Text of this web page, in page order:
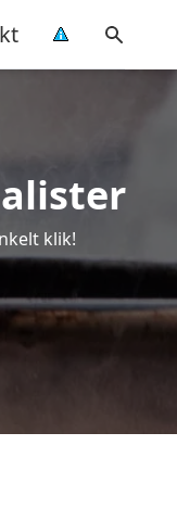
klik!